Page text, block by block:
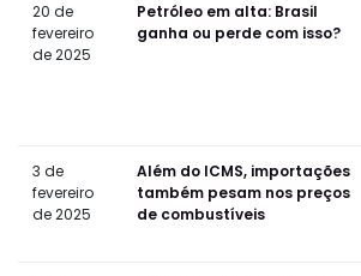
20 de
fevereiro
de 2025
Petróleo em alta: Brasil
ganha ou perde com isso?
3 de
fevereiro
de 2025
Além do ICMS, importações
também pesam nos preços
de combustíveis